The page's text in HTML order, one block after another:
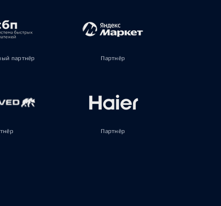
партнёр Партнёр
Партнёр